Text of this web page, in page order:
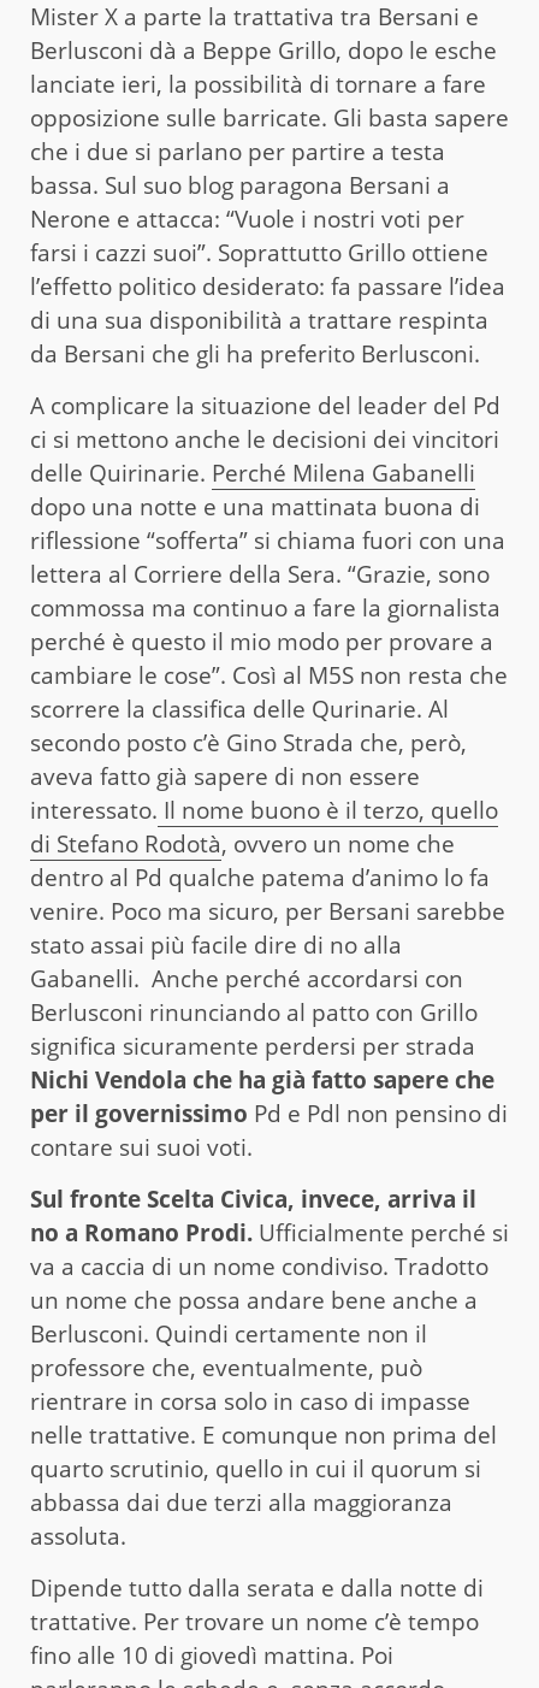
Mister X a parte la trattativa tra Bersani e
Berlusconi dà a Beppe Grillo, dopo le esche
lanciate ieri, la possibilità di tornare a fare
opposizione sulle barricate. Gli basta sapere
che i due si parlano per partire a testa
bassa. Sul suo blog paragona Bersani a
Nerone e attacca: “Vuole i nostri voti per
farsi i cazzi suoi”. Soprattutto Grillo ottiene
l’effetto politico desiderato: fa passare l’idea
di una sua disponibilità a trattare respinta
da Bersani che gli ha preferito Berlusconi.
A complicare la situazione del leader del Pd
ci si mettono anche le decisioni dei vincitori
delle Quirinarie. Perché Milena Gabanelli
dopo una notte e una mattinata buona di
riflessione “sofferta” si chiama fuori con una
lettera al Corriere della Sera. “Grazie, sono
commossa ma continuo a fare la giornalista
perché è questo il mio modo per provare a
cambiare le cose”. Così al M5S non resta che
scorrere la classifica delle Qurinarie. Al
secondo posto c’è Gino Strada che, però,
aveva fatto già sapere di non essere
interessato. Il nome buono è il terzo, quello
di Stefano Rodotà, ovvero un nome che
dentro al Pd qualche patema d’animo lo fa
venire. Poco ma sicuro, per Bersani sarebbe
stato assai più facile dire di no alla
Gabanelli. Anche perché accordarsi con
Berlusconi rinunciando al patto con Grillo
significa sicuramente perdersi per strada
Nichi Vendola che ha già fatto sapere che
per il governissimo Pd e Pdl non pensino di
contare sui suoi voti.
Sul fronte Scelta Civica, invece, arriva il
no a Romano Prodi. Ufficialmente perché si
va a caccia di un nome condiviso. Tradotto
un nome che possa andare bene anche a
Berlusconi. Quindi certamente non il
professore che, eventualmente, può
rientrare in corsa solo in caso di impasse
nelle trattative. E comunque non prima del
quarto scrutinio, quello in cui il quorum si
abbassa dai due terzi alla maggioranza
assoluta.
Dipende tutto dalla serata e dalla notte di
trattative. Per trovare un nome c’è tempo
fino alle 10 di giovedì mattina. Poi